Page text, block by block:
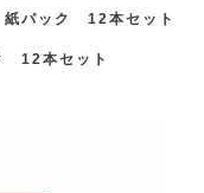
いて
パック 12本セット
12本セット